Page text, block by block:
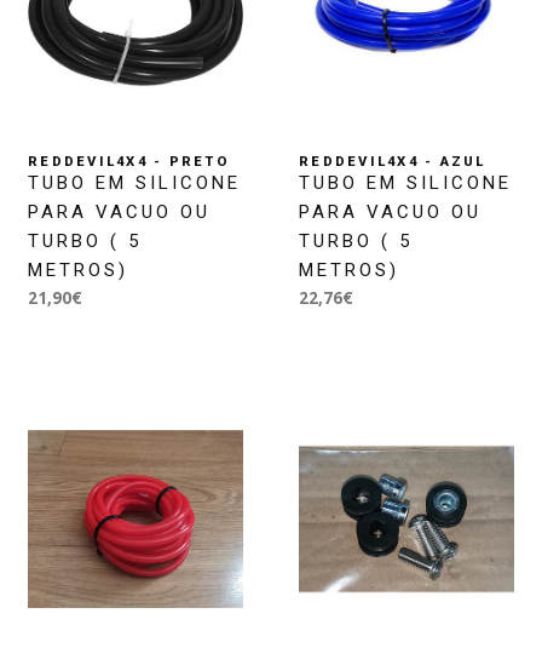
REDDEVIL4X4 - PRETO
TUBO EM SILICONE
PARA VACUO OU
TURBO ( 5
METROS)
21,90€
REDDEVIL4X4 - AZUL
TUBO EM SILICONE
PARA VACUO OU
TURBO ( 5
METROS)
22,76€